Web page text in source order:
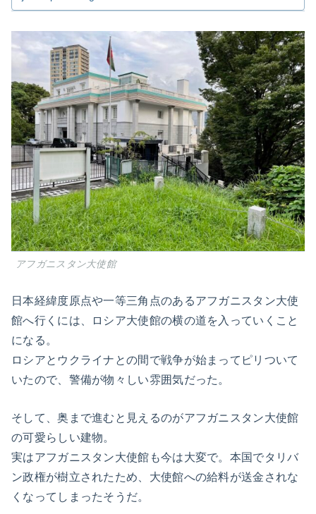
アフガニスタン大使館
日本経緯度原点や一等三角点のあるアフガニスタン大使
館へ行くには、ロシア大使館の横の道を入っていくこと
になる。
ロシアとウクライナとの間で戦争が始まってピリついて
いたので、警備が物々しい雰囲気だった。
そして、奥まで進むと見えるのがアフガニスタン大使館
の可愛らしい建物。
実はアフガニスタン大使館も今は大変で。本国でタリバ
ン政権が樹立されたため、大使館への給料が送金されな
くなってしまったそうだ。